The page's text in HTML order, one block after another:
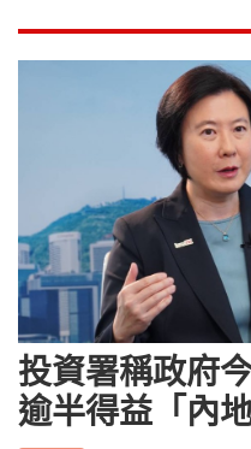
投資署稱政府
逾半得益「內